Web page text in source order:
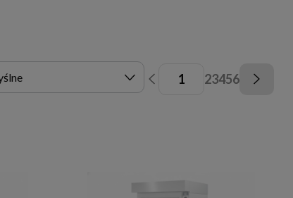
1 23456